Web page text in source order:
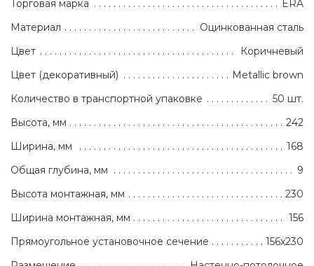
Торговая марка
ERA
Материал
Оцинкованная сталь
Цвет
Коричневый
Цвет (декоративный)
Metallic brown
Количество в транспортной упаковке
50 шт.
Высота, мм
242
Ширина, мм
168
Общая глубина, мм
9
Высота монтажная, мм
230
Ширина монтажная, мм
156
Прямоугольное установочное сечение
156x230